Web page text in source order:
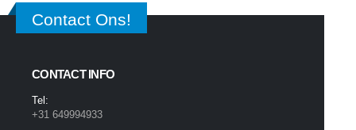
Contact Ons!
CONTACT INFO
Tel:
+31 649994933